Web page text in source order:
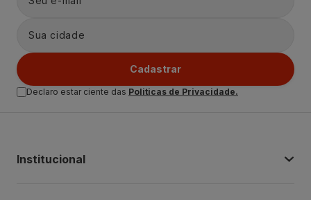
Cadastrar
Declaro estar ciente das Politicas de Privacidade.
Institucional